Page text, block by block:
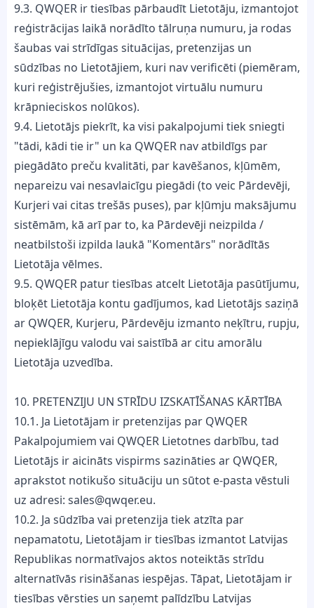
9.3. QWQER ir tiesības pārbaudīt Lietotāju, izmantojot
reģistrācijas laikā norādīto tālruņa numuru, ja rodas
šaubas vai strīdīgas situācijas, pretenzijas un
sūdzības no Lietotājiem, kuri nav verificēti (piemēram,
kuri reģistrējušies, izmantojot virtuālu numuru
krāpnieciskos nolūkos).
9.4. Lietotājs piekrīt, ka visi pakalpojumi tiek sniegti
"tādi, kādi tie ir" un ka QWQER nav atbildīgs par
piegādāto preču kvalitāti, par kavēšanos, kļūmēm,
nepareizu vai nesavlaicīgu piegādi (to veic Pārdevēji,
Kurjeri vai citas trešās puses), par kļūmju maksājumu
sistēmām, kā arī par to, ka Pārdevēji neizpilda /
neatbilstoši izpilda laukā "Komentārs" norādītās
Lietotāja vēlmes.
9.5. QWQER patur tiesības atcelt Lietotāja pasūtījumu,
bloķēt Lietotāja kontu gadījumos, kad Lietotājs saziņā
ar QWQER, Kurjeru, Pārdevēju izmanto neķītru, rupju,
nepieklājīgu valodu vai saistībā ar citu amorālu
Lietotāja uzvedība.
10. PRETENZIJU UN STRĪDU IZSKATĪŠANAS KĀRTĪBA
10.1. Ja Lietotājam ir pretenzijas par QWQER
Pakalpojumiem vai QWQER Lietotnes darbību, tad
Lietotājs ir aicināts vispirms sazināties ar QWQER,
aprakstot notikušo situāciju un sūtot e-pasta vēstuli
uz adresi: sales@qwqer.eu.
10.2. Ja sūdzība vai pretenzija tiek atzīta par
nepamatotu, Lietotājam ir tiesības izmantot Latvijas
Republikas normatīvajos aktos noteiktās strīdu
alternatīvās risināšanas iespējas. Tāpat, Lietotājam ir
tiesības vērsties un saņemt palīdzību Latvijas